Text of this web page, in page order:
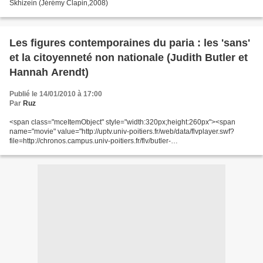
Skhizein (Jérémy Clapin,2008)
Les figures contemporaines du paria : les 'sans'
et la citoyenneté non nationale (Judith Butler et
Hannah Arendt)
Publié le 14/01/2010 à 17:00
Par Ruz
<span class="mceItemObject" style="width:320px;height:260px"><span
name="movie" value="http://uptv.univ-poitiers.fr/web/data/flvplayer.swf?
file=http://chronos.campus.univ-poitiers.fr/flv/butler-
poitiers.fr/web/data/vignettes/s0327113312_2_Sans-titre-